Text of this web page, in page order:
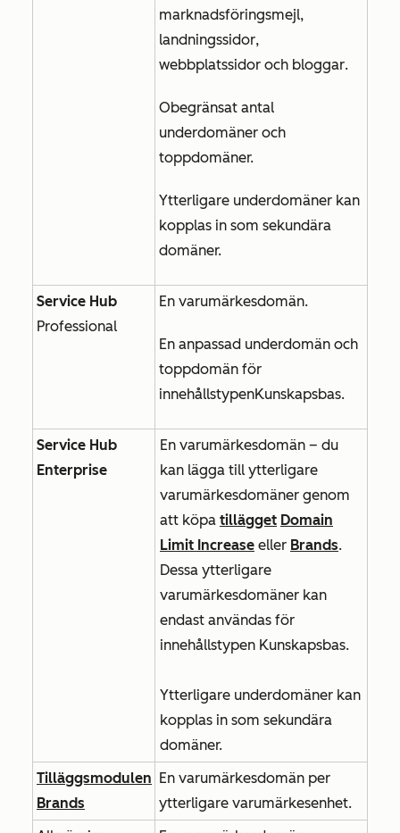
marknadsföringsmejl,
landningssidor,
webbplatssidor och bloggar.
Obegränsat antal
underdomäner och
toppdomäner.
Ytterligare underdomäner kan
kopplas in som sekundära
domäner.
Service Hub
Professional
En varumärkesdomän.
En anpassad underdomän och
toppdomän för
innehållstypenKunskapsbas.
Service Hub
Enterprise
En varumärkesdomän – du
kan lägga till ytterligare
varumärkesdomäner genom
att köpa tillägget Domain
Limit Increase eller Brands.
Dessa ytterligare
varumärkesdomäner kan
endast användas för
innehållstypen Kunskapsbas.
Ytterligare underdomäner kan
kopplas in som sekundära
domäner.
Tilläggsmodulen
Brands
En varumärkesdomän per
ytterligare varumärkesenhet.